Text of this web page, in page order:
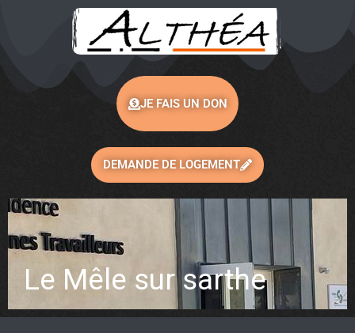
JE FAIS UN DON
DEMANDE DE LOGEMENT
Le Mêle sur sarthe